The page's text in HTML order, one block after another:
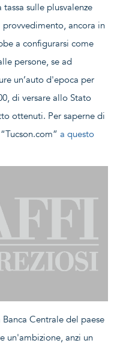
sulle plusvalenze
provvedimento, ancora in
a configurarsi come
persone, se ad
un’auto d'epoca per
di versare allo Stato
ottenuti. Per saperne di
a questo
Centrale del paese
un'ambizione, anzi un